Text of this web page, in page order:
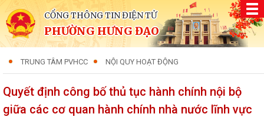
CỔNG THÔNG TIN ĐIỆN TỬ
PHƯỜNG HƯNG ĐẠO
TRUNG TÂM PVHCC NỘI QUY HOẠT ĐỘNG
Quyết định công bố thủ tục hành chính nội bộ
giữa các cơ quan hành chính nhà nước lĩnh vực